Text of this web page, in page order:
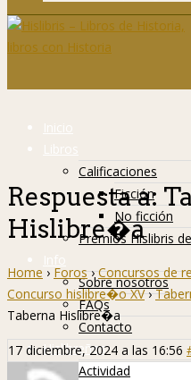
Inicio
Libros
Calificaciones
Ficción
No ficción
Premios Hislibris
Info
Sobre nosotros
FAQs
Contacto
Hislibreños
Actividad
Respuesta a:
Hislibre�a
Home › Foros › Concursos de
Concurso hislibre�o XV ›
Taberna Hislibre�a
17 diciembre, 2024 a las 16:56